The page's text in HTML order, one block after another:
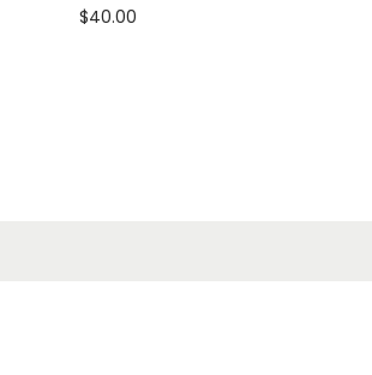
$40.00